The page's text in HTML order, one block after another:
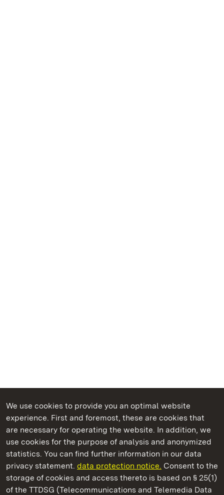
We use cookies to provide you an optimal website
experience. First and foremost, these are cookies that
are necessary for operating the website. In addition, we
use cookies for the purpose of analysis and anonymized
statistics. You can find further information in our data
privacy statement. data protection notice. Consent to the
storage of cookies and access thereto is based on § 25(1)
of the TTDSG (Telecommunications and Telemedia Data
State Palaces and Gardens of Baden-Wuerttemberg